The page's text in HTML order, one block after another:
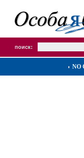
поиск:
NO